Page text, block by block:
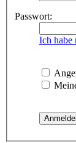
Passwort:
Ich habe